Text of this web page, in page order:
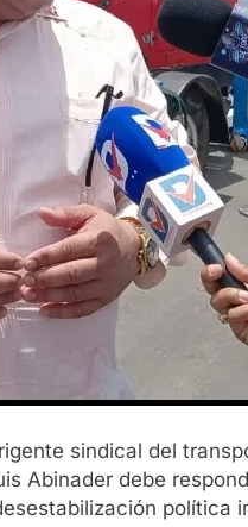
sindical del
Abinader debe
política